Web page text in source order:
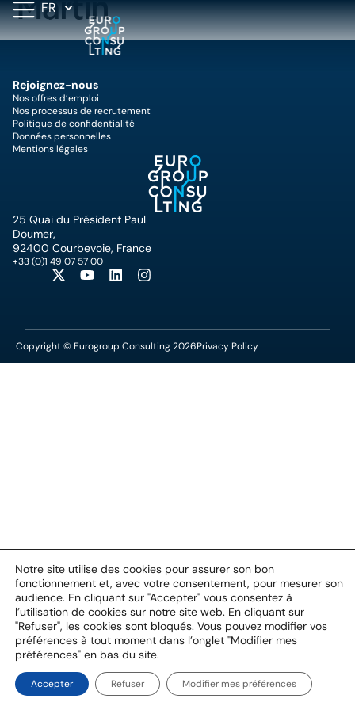
FR
Martin
25 Quai du Président Paul
Doumer,
92400 Courbevoie, France
+33 (0)1 49 07 57 00
Rejoignez-nous
Nos offres d’emploi
Nos processus de recrutement
Politique de confidentialité
Données personnelles
Mentions légales
Copyright © Eurogroup Consulting 2026Privacy Policy
Notre site utilise des cookies pour assurer son bon
fonctionnement et, avec votre consentement, pour mesurer son
audience. En cliquant sur "Accepter" vous consentez à
l’utilisation de cookies sur notre site web. En cliquant sur
"Refuser", les cookies sont bloqués. Vous pouvez modifier vos
préférences à tout moment dans l’onglet "Modifier mes
préférences" en bas du site.
Accepter Refuser Modifier mes préférences